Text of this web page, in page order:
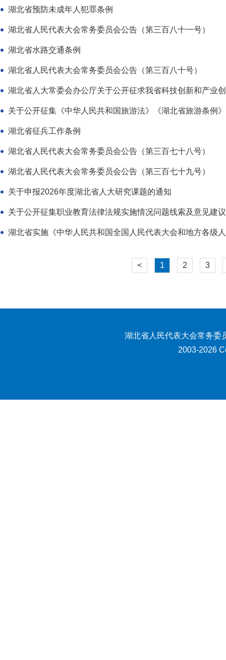
湖北省预防未成年人犯罪条例
湖北省人民代表大会常务委员会公告（第三百八十一号）
湖北省水路交通条例
湖北省人民代表大会常务委员会公告（第三百八十号）
关于公开征集《中华人民共和国旅游法》《湖北省旅游条例
湖北省征兵工作条例
湖北省人民代表大会常务委员会公告（第三百七十八号）
湖北省人民代表大会常务委员会公告（第三百七十九号）
关于申报2026年度湖北省人大研究课题的通知
关于公开征集职业教育法律法规实施情况问题线索及意见建
湖北省实施《中华人民共和国全国人民代表大会和地方各级
< 1 2 3
湖北省人民代表大会常务委
2003-2026